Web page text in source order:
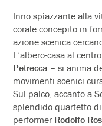
Inno spiazzante alla
corale concepito in
azione scenica
L’albero-casa al
Petrecca – si anima
movimenti scenici
Sul palco, accanto a
splendido quartetto
performer Rodolfo